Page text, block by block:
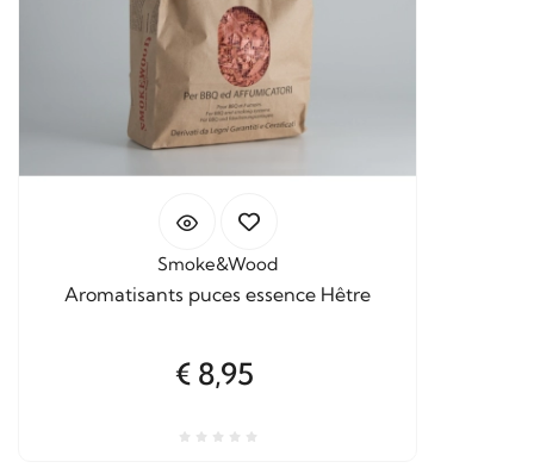
Smoke&Wood
Aromatisants puces essence Hêtre
€ 8,95